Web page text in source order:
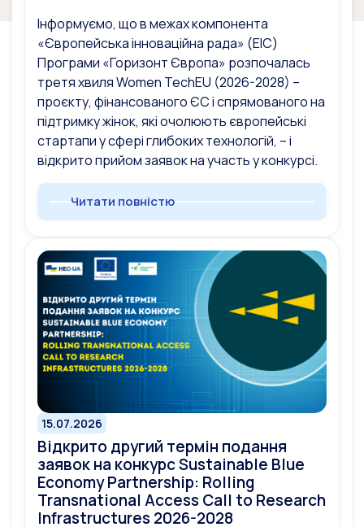
Інформуємо, що в межах компонента
«Європейська інноваційна рада» (EIC)
Програми «Горизонт Європа» розпочалась
третя хвиля Women TechEU (2026-2028) –
проєкту, фінансованого ЄС і спрямованого на
підтримку жінок, які очолюють європейські
стартапи у сфері глибоких технологій, – і
відкрито прийом заявок на участь у конкурсі.
Читати повністю
15.07.2026
Відкрито другий термін подання
заявок на конкурс Sustainable Blue
Economy Partnership: Rolling
Transnational Access Call to Research
Infrastructures 2026-2028